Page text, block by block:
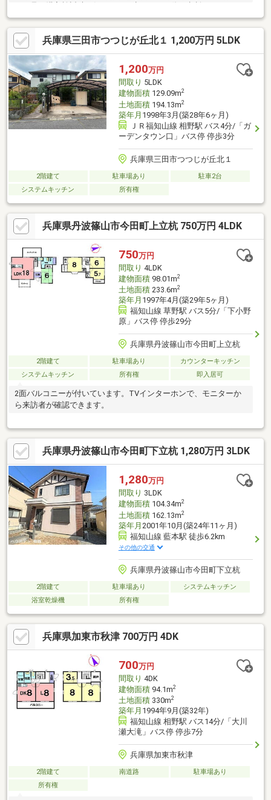
■当社ネット掲載以外の物件もご紹介できます。お気軽にお問合
せ下さい♪(1)将来、転勤・転職の可能性がある(2)ローンをいくら
組んでいいかわからない。。(3)見つくしたので、未公開物件を知
りたい(4)その他、お客様に合わせて対応いたします。初めての方
も、他社様でご相談中の方も、間違いない住宅選びをするために
一度ご相談ください。
兵庫県三田市つつじが丘北１ 1,200万円 5LDK
1,200万円
間取り 5LDK
建物面積129.09m2
土地面積194.13m2
築年月 1998年3月(築28年6ヶ月)
ＪＲ福知山線 相野駅 バス4分/「ガ
ーデンタウン口」バス停 停歩3分
兵庫県三田市つつじが丘北１
2階建て 駐車場あり
駐車2台
システムキッチン
所有権
兵庫県丹波篠山市今田町上立杭 750万円 4LDK
750万円
間取り 4LDK
建物面積98.01m2
土地面積233.6m2
築年月 1997年4月(築29年5ヶ月)
福知山線 草野駅 バス5分/「下小野
原」バス停 停歩29分
兵庫県丹波篠山市今田町上立杭
2階建て 駐車場あり
カウンターキッチン
システムキッチン
所有権 即入居可
2面バルコニーが付いています。TVインターホンで、モニターか
ら来訪者が確認できます。
兵庫県丹波篠山市今田町下立杭 1,280万円 3LDK
1,280万円
間取り 3LDK
建物面積104.34m2
土地面積162.13m2
築年月 2001年10月(築24年11ヶ月)
福知山線 藍本駅 徒歩6.2km
その他の交通
兵庫県丹波篠山市今田町下立杭
2階建て 駐車場あり
システムキッチン
浴室乾燥機
所有権
兵庫県加東市秋津 700万円 4DK
700万円
間取り 4DK
建物面積94.1m2
土地面積330m2
築年月 1994年9月(築32年)
福知山線 相野駅 バス14分/「大川
瀬大滝」バス停 停歩7分
兵庫県加東市秋津
2階建て 南道路
駐車場あり
所有権